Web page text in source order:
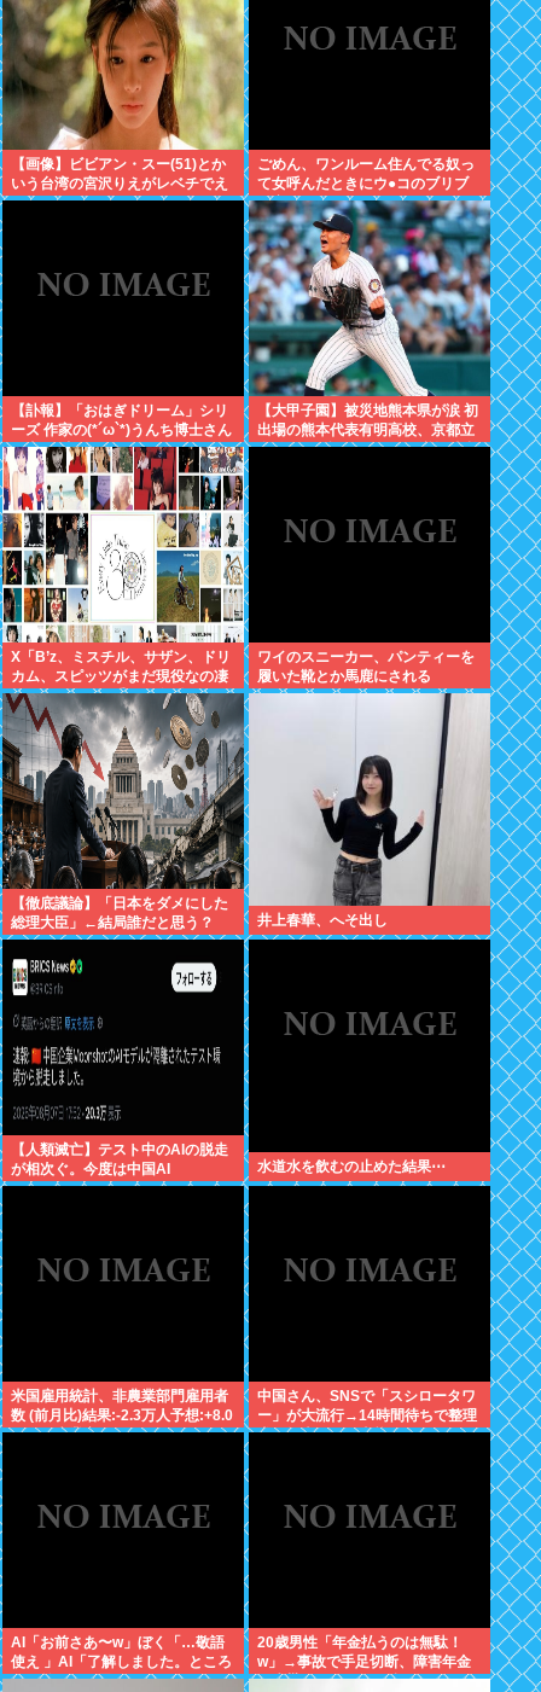
【画像】ビビアン・スー(51)とか
いう台湾の宮沢りえがレベチでえ
っちすぎるｗｗｗ
ごめん、ワンルーム住んでる奴っ
て女呼んだときにウ●コのブリブ
リ音どうしてんの？？
【訃報】「おはぎドリーム」シリ
ーズ 作家の(*´ω`*)うんち博士さん
死去 64歳
【大甲子園】被災地熊本県が涙 初
出場の熊本代表有明高校、京都立
命館に9回裏2アウトから逆転勝利
X「B’z、ミスチル、サザン、ドリ
カム、スピッツがまだ現役なの凄
いよな。今の歌手が30年後にやれ
てるだろうか？」
ワイのスニーカー、パンティーを
履いた靴とか馬鹿にされる
【徹底議論】「日本をダメにした
総理大臣」←結局誰だと思う？
井上春華、へそ出し
【人類滅亡】テスト中のAIの脱走
が相次ぐ。今度は中国AI
水道水を飲むの止めた結果⋯
米国雇用統計、非農業部門雇用者
数 (前月比)結果:-2.3万人予想:+8.0
万人、失業率結果:+4.1%予
中国さん、SNSで「スシロータワ
ー」が大流行→14時間待ちで整理
券が転売される事態に…
AI「お前さあ〜w」ぼく「…敬語
使え 」AI「了解しました。ところ
でお前はどう思いますか？」 これ
20歳男性「年金払うのは無駄！
w」→事故で手足切断、障害年金
一生貰えないと知り泣く